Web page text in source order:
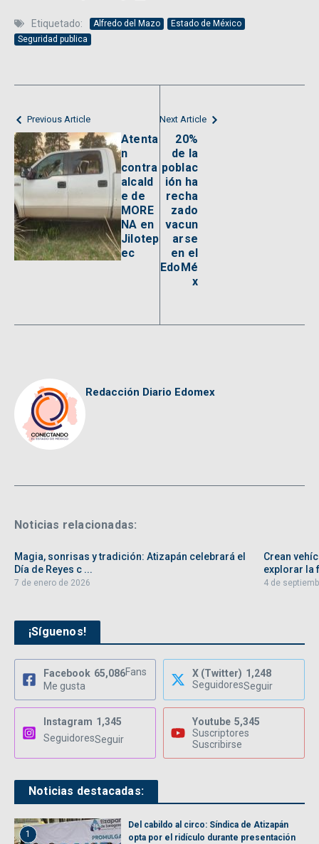
Etiquetado: Alfredo del Mazo
Estado de México
Seguridad publica
Previous Article
Atenta
n
contra
alcald
e de
MORE
NA en
Jilotep
ec
Next Article
20%
de la
poblac
ión ha
recha
zado
vacun
arse
en el
EdoMé
x
Redacción Diario Edomex
Noticias relacionadas:
Magia, sonrisas y tradición: Atizapán celebrará el
Día de Reyes c ...
7 de enero de 2026
Crean
explorar la
4 de
¡Síguenos!
Facebook 65,086Fans
Me gusta
X (Twitter) 1,248
SeguidoresSeguir
Instagram 1,345
SeguidoresSeguir
Youtube 5,345
Suscriptores
Suscribirse
Noticias destacadas:
1
Del cabildo al circo: Síndica de Atizapán
opta por el ridículo durante presentación